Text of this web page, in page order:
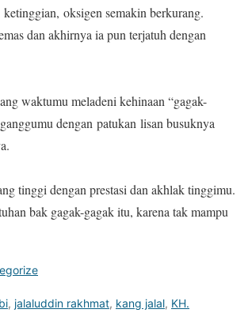
oksigen semakin berkurang.
dan akhirnya ia pun terjatuh dengan
waktumu meladeni kehinaan “gagak-
dengan patukan lisan busuknya
tinggi dengan prestasi dan akhlak tinggimu.
bak gagak-gagak itu, karena tak mampu
, jalaluddin rakhmat, kang jalal, KH.